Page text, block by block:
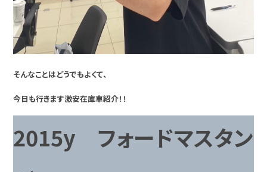
そんなことはどうでもよくて、
今日も行きます激安在庫車紹介！！
2015y フォードマスタン